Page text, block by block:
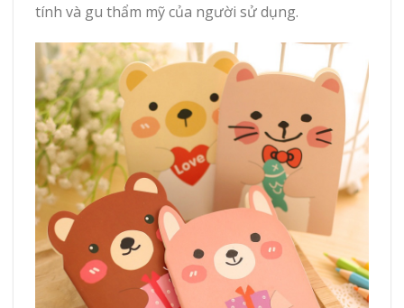
tính và gu thẩm mỹ của người sử dụng.